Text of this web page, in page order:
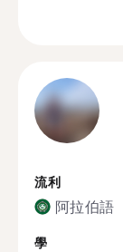
流利
阿拉伯語
學